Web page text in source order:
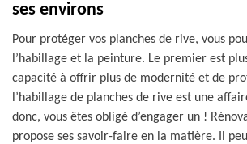
ses environs
Pour protéger vos planches de rive, vous
l’habillage et la peinture. Le premier est
capacité à offrir plus de modernité et de
l’habillage de planches de rive est une
donc, vous êtes obligé d’engager un !
propose ses savoir-faire en la matière. Il